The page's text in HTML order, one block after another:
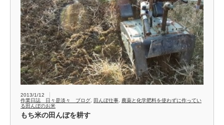
2013/1/12
作業日誌 日々是淡々 ブログ
田んぼ仕事
農薬と化学肥料を使わずに作ってい
る田んぼのお米
もち米の田んぼを耕す